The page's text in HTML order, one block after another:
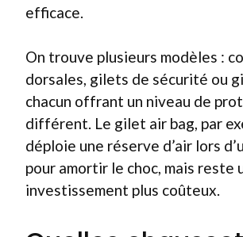
efficace.
On trouve plusieurs modèles :
dorsales, gilets de sécurité ou
chacun offrant un niveau de
différent. Le gilet air bag, par
déploie une réserve d’air lors
pour amortir le choc, mais reste
investissement plus coûteux.